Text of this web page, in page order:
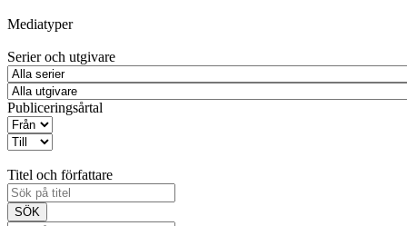
Mediatyper
Serier och utgivare
Publiceringsårtal
Titel och författare